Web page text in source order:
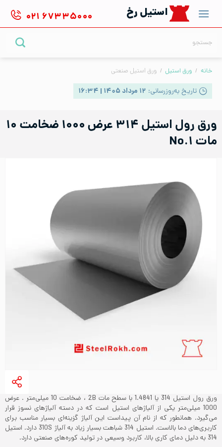
content
استیل رخ ۰۲۱ ۶۷۳۳۵۰۰۰
خانه / ورق استیل / ورق استیل صنعتی
تاریخ به‌روزرسانی: ۱۲ مرداد ۱۴۰۵ | ۱۶:۳۴
ورق رول استیل ۳۱۴ عرض ۱۰۰۰ ضخامت ۱۰
مات No.۱
ورق رول استیل 314 یا 1.4841 با سطح مات 2B ، ضخامت 10 میلی‌متر . عرض
1000 میلی‌متر یکی از آلیاژهای استیل است که در دسته آلیاژهای نسوز قرار
می‌گیرد. همانطور که از نام آن پیداست این آلیاژ گزینه‌ای بسیار مناسب برای
کاربری‌های دما بالاست. استیل 314 شباهت بسیار زیاد به آلیاژ 310S دارد. استیل
314 به دلیل دمای کاری بالا، کاربرد وسیعی در تولید کوره‌های صنعتی دارد.